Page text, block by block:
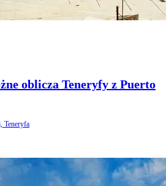
oblicza Teneryfy z Puerto
Teneryfa